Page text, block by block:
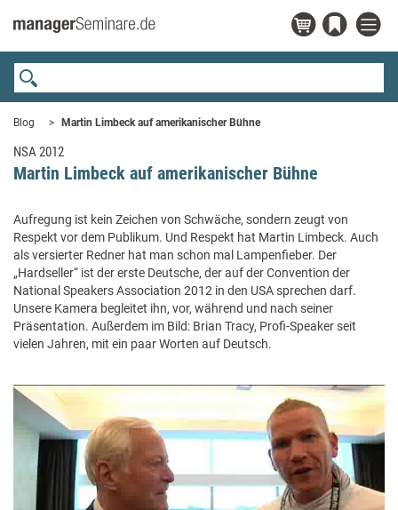
Blog Martin Limbeck auf amerikanischer Bühne
NSA 2012
Martin Limbeck auf amerikanischer Bühne
Aufregung ist kein Zeichen von Schwäche, sondern zeugt von
Respekt vor dem Publikum. Und Respekt hat Martin Limbeck. Auch
als versierter Redner hat man schon mal Lampenfieber. Der
„Hardseller“ ist der erste Deutsche, der auf der Convention der
National Speakers Association 2012 in den USA sprechen darf.
Unsere Kamera begleitet ihn, vor, während und nach seiner
Präsentation. Außerdem im Bild: Brian Tracy, Profi-Speaker seit
vielen Jahren, mit ein paar Worten auf Deutsch.